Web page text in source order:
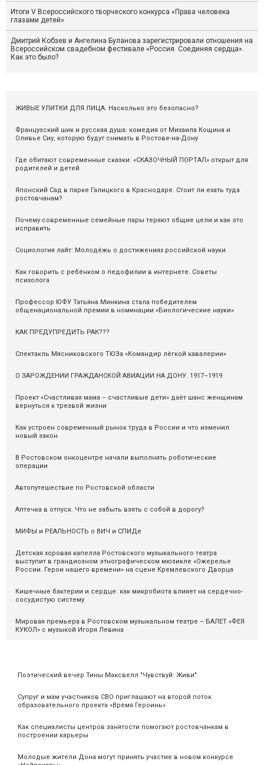
Поэтический вечер Тины Максвелл "Чувствуй. Живи"
Супруг и мам участников СВО приглашают на второй поток
образовательного проекта «Время Героинь»
Как специалисты центров занятости помогают ростовчанкам в
построении карьеры
Молодые жители Дона могут принять участие в новом конкурсе
Итоги V Всероссийского творческого конкурса «Права человека
глазами детей»
Дмитрий Кобзев и Ангелина Буланова зарегистрировали отношения на
Всероссийском свадебном фестивале «Россия. Соединяя сердца».
Как это было?
ЖИВЫЕ УЛИТКИ ДЛЯ ЛИЦА. Насколько это безопасно?
Французский шик и русская душа: комедия от Михаила Кощина и
Оливье Сиу, которую будут снимать в Ростове-на-Дону
Где обитают современные сказки: «СКАЗОЧНЫЙ ПОРТАЛ» открыт для
родителей и детей
Японский Сад в парке Галицкого в Краснодаре. Стоит ли ехать туда
ростовчанам?
Почему современные семейные пары теряют общие цели и как это
исправить
Социология лайт: Молодёжь о достижениях российской науки
Как говорить с ребёнком о педофилии в интернете. Советы
психолога
Профессор ЮФУ Татьяна Минкина стала победителем
общенациональной премии в номинации «Биологические науки»
КАК ПРЕДУПРЕДИТЬ РАК???
Спектакль Мясниковского ТЮЗа «Командир лёгкой кавалерии»
О ЗАРОЖДЕНИИ ГРАЖДАНСКОЙ АВИАЦИИ НА ДОНУ. 1917–1919
Проект «Счастливая мама – счастливые дети» даёт шанс женщинам
вернуться к трезвой жизни
Как устроен современный рынок труда в России и что изменил
новый закон
В Ростовском онкоцентре начали выполнять роботические
операции
Автопутешествие по Ростовской области
Аптечка в отпуск. Что не забыть взять с собой в дорогу?
МИФЫ и РЕАЛЬНОСТЬ о ВИЧ и СПИДе
Детская хоровая капелла Ростовского музыкального театра
выступит в грандиозном этнографическом мюзикле «Ожерелье
России. Герои нашего времени» на сцене Кремлевского Дворца
Кишечные бактерии и сердце: как микробиота влияет на сердечно-
сосудистую систему
Мировая премьера в Ростовском музыкальном театре – БАЛЕТ «ФЕЯ
КУКОЛ» с музыкой Игоря Левина